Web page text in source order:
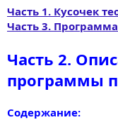
Часть 1. Кусочек
Часть 3.
Часть 2.
программы
Содержание: